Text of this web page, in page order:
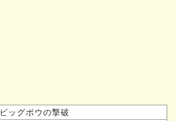
ビッグポウの撃破